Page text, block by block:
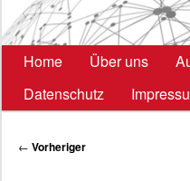
Hauptmenü
Home Über uns
Datenschutz
Beitragsnavigation
← Vorheriger